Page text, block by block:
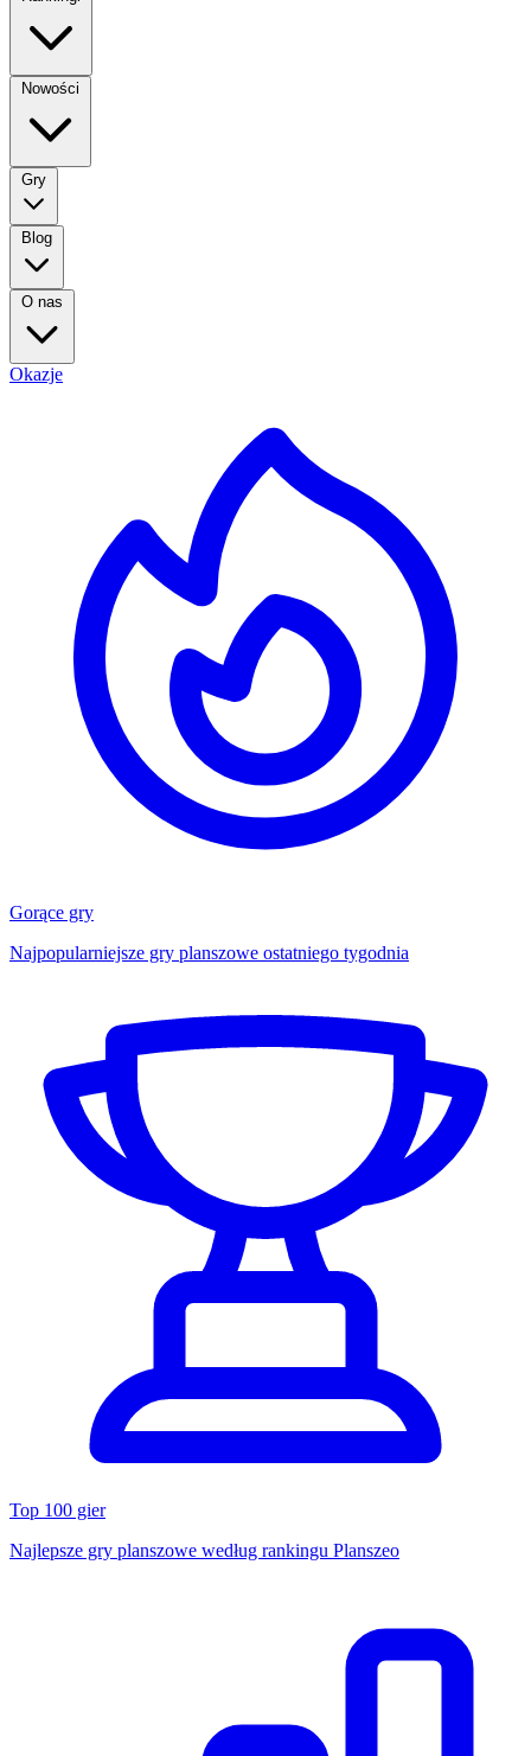
Nowości
Gry
Blog
O nas
Okazje
Gorące gry
Najpopularniejsze gry planszowe ostatniego tygodnia
Top 100 gier
Najlepsze gry planszowe według rankingu Planszeo